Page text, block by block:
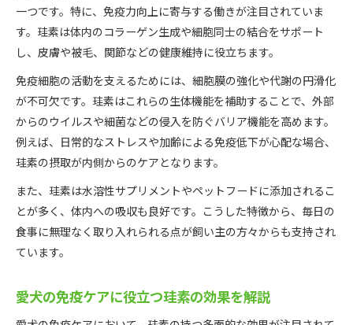
一つです。特に、免疫力向上に寄与する働きが注目されていま
す。珪素は体内のコラーゲン生成や細胞同士の結合をサポート
し、皮膚や被毛、関節などの健康維持に役立ちます。
免疫細胞の活動を支えるためには、細胞膜の強化や代謝の円滑化
が不可欠です。珪素はこれらの生体機能を補助することで、外部
からのウイルスや細菌などの侵入を防ぐバリア機能を高めます。
例えば、日常的なストレスや加齢による免疫低下が心配な場合、
珪素の摂取が内側からのケアとなります。
また、珪素は水溶性サプリメントやペットフードに添加されるこ
とが多く、体内への吸収も良好です。こうした特徴から、毎日の
食事に無理なく取り入れられる点が飼い主の方々からも支持され
ています。
愛犬の免疫ケアに役立つ珪素の効果を解説